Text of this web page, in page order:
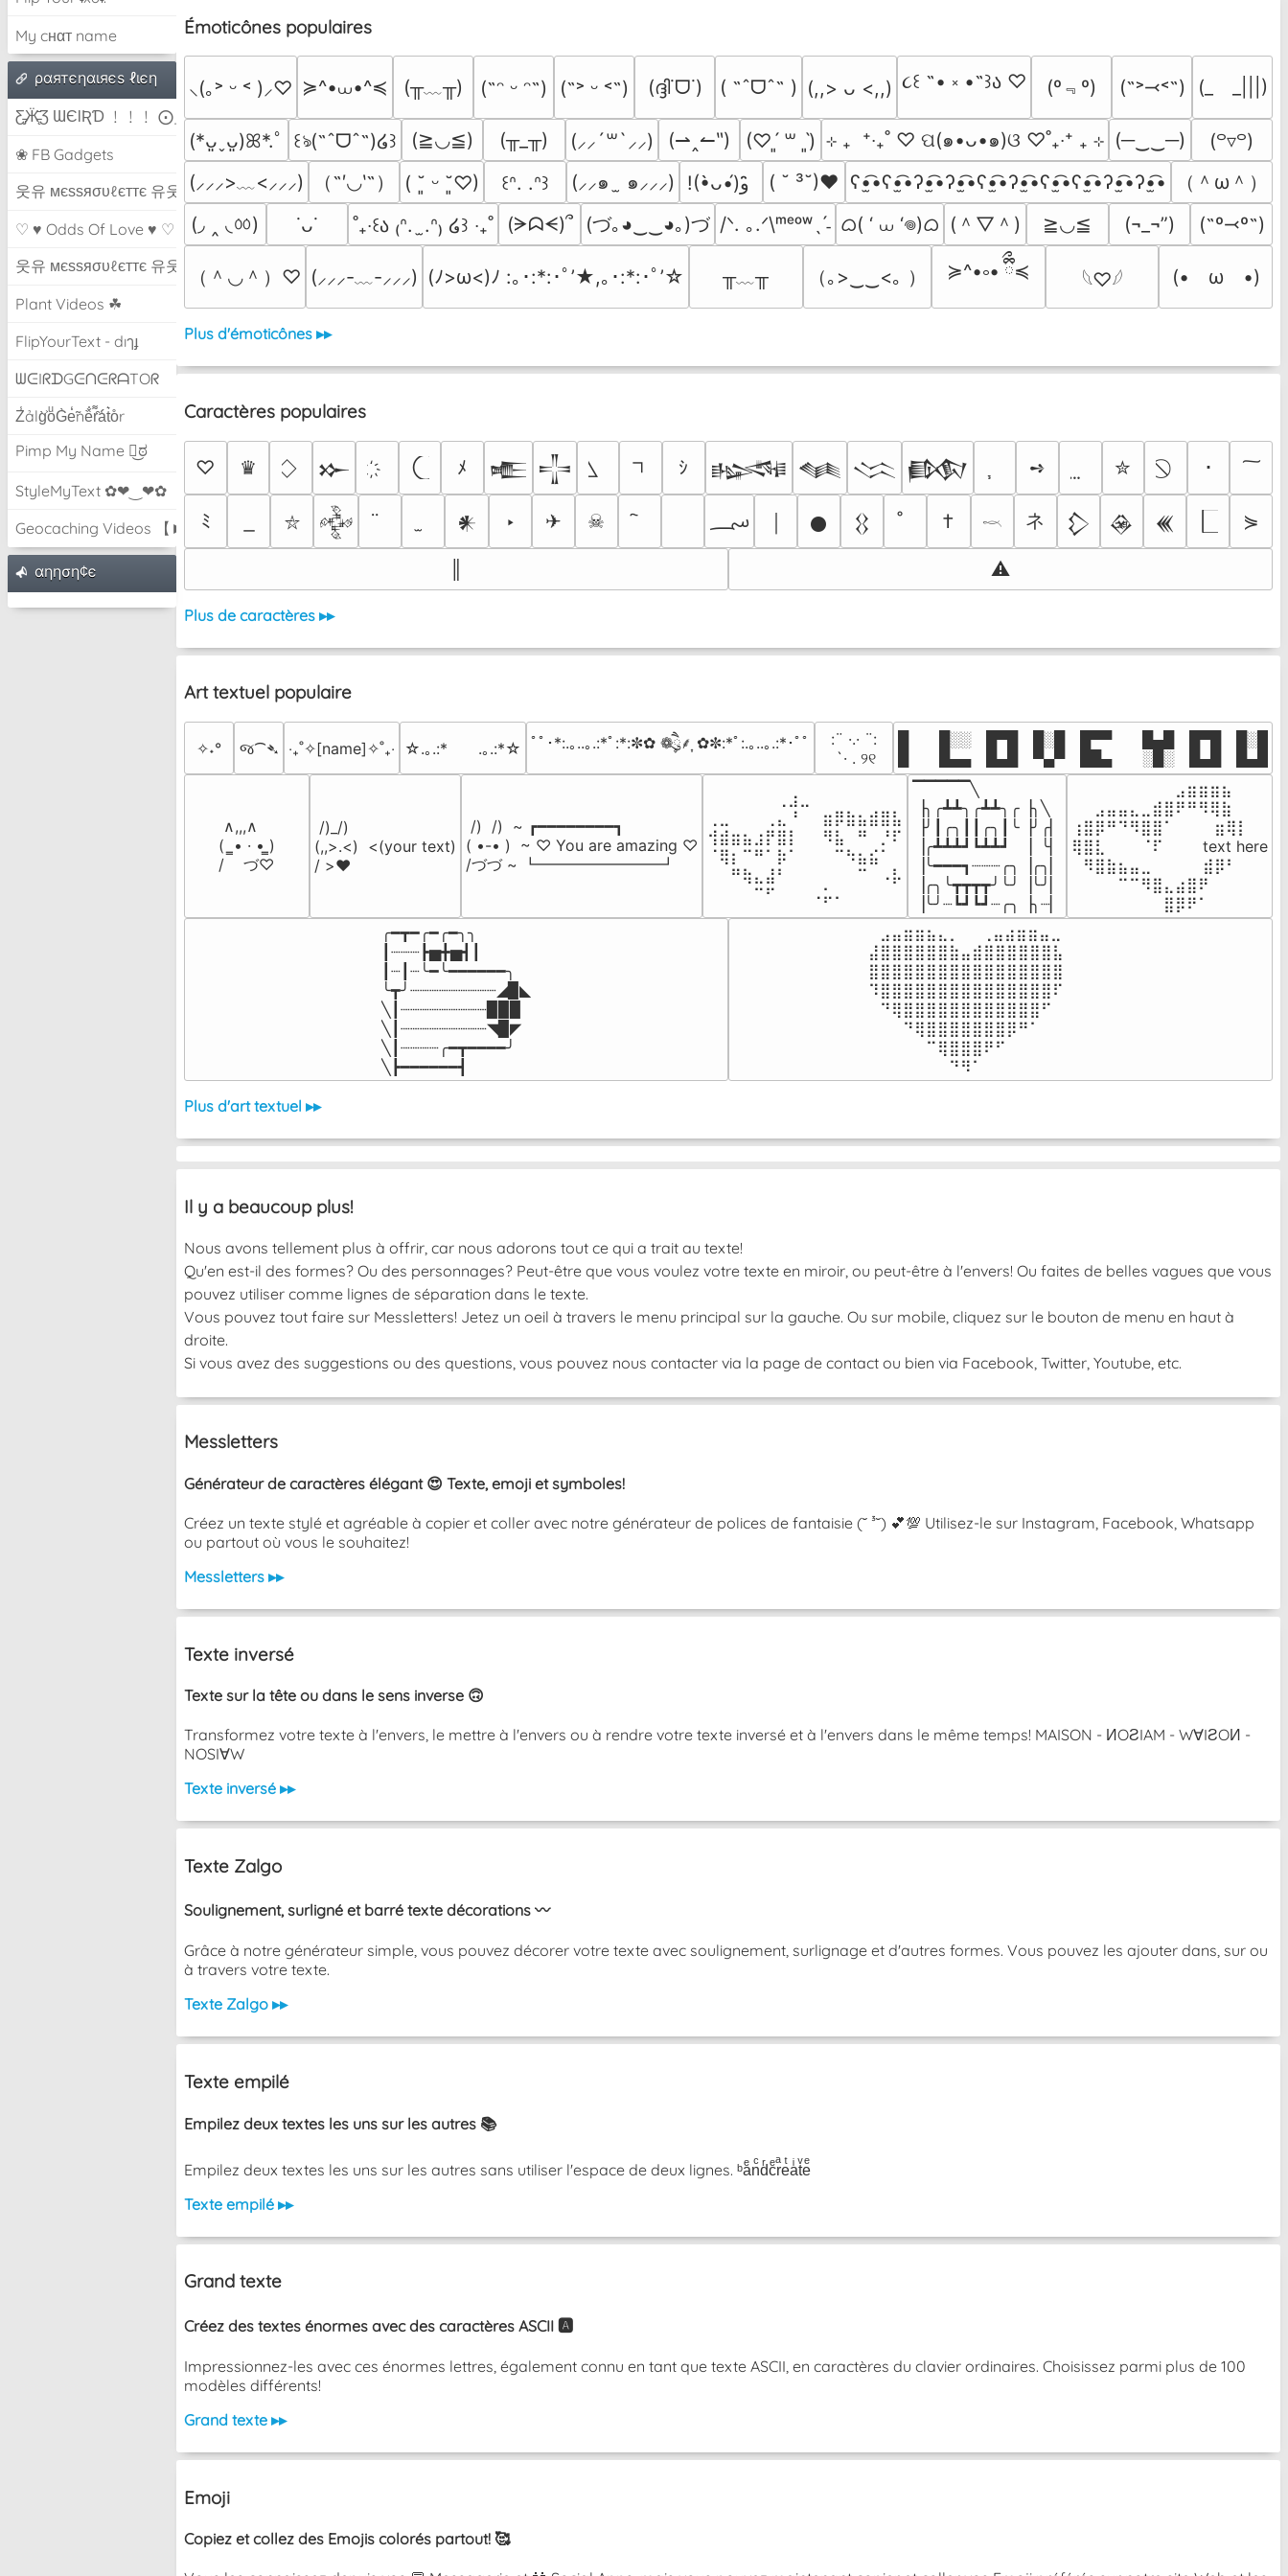
My cнαт name
ραятєηαιяєѕ ℓιєη
Ƹ̵̡Ӝ̵̨̄Ʒ ƜЄƖƦƊ ﹗﹗﹗ ⨀_⨀
❀ FB Gadgets
웃유 мєѕѕяσυℓєттє 유웃
♡ ♥ Odds Of Love ♥ ♡
웃유 мєѕѕяσυℓєттє 유웃
Plant Videos ☘
FlipYourText - dıๅɟ
ᗯᕮIᖇᗪGᕮᑎᕮᖇᗩTOᖇ
Z̾ảlg̀͐oͧG̀e̒̃nȅ̐r͌̑á͑t͛o̊r
Pimp My Name ಠ͜ಠ
StyleMyText ✿❤‿❤✿
Geocaching Videos 【►】
αηηση¢є
Émoticônes populaires
⸜(｡˃ ᵕ ˂ )⸝♡ ≽^•⩊•^≼ (╥﹏╥) (˶ᵔ ᵕ ᵔ˶) (˶˃ ᵕ ˂˶) (ദ്ദി˙ᗜ˙) ( ˶ˆᗜˆ˵ ) (,,> ᴗ <,,) ૮꒰ ˶• ༝ •˶꒱ა ♡ (º﹃º) (˶˃⤙˂˶) (_　_|||)
(*ᴗ͈ˬᴗ͈)ꕤ*.ﾟ ꒰ঌ(˶ˆᗜˆ˵)໒꒱ (≧◡≦) (╥_╥) (⸝⸝´꒳`⸝⸝) (⇀‸↼‶) (♡ˊ͈ ꒳ ˋ͈) ⊹ ₊  ⁺‧₊˚ ♡ ପ(๑•ᴗ•๑)ଓ ♡˚₊‧⁺ ₊ ⊹ (─‿‿─)
(꒪▿꒪)
(⸝⸝⸝>﹏<⸝⸝⸝)
（˶′◡‵˶） ( ˘͈ ᵕ ˘͈♡) ꒰ᐢ. .ᐢ꒱ (⸝⸝๑  ̫ ๑⸝⸝⸝) ( ˘ ³˘)♥ ʕ•̫͡•ʕ•̫͡•ʔ•̫͡•ʔ•̫͡•ʕ•̫͡•ʔ•̫͡•ʕ•̫͡•ʕ•̫͡•ʔ•̫͡•ʔ•̫͡•
（＾ω＾）
(◞ ‸ ◟ㆀ)
˙ᴗ˙ ˚₊‧꒰ა ₍ᐢ.  ̫.ᐢ₎ ໒꒱ ‧₊˚ (ᗒᗣᗕ)՞ (づ｡◕‿‿◕｡)づ /ᐠ. ｡.ᐟ\ᵐᵉᵒʷˎˊ˗ ᜊ( ‘ ⩊ ‘𖦹)ᜊ (＾▽＾) ≧◡≦ (¬_¬”) (˶º⤙º˶)
（＾◡＾）♡ (⸝⸝⸝-﹏-⸝⸝⸝) (ﾉ>ω<)ﾉ :｡･:*:･ﾟ’★,｡･:*:･ﾟ’☆ ╥﹏╥ （｡>‿‿<｡ ） ≽^•༚• ྀིྀ≼ 𓆩♡𓆪 (•　ω　•)
Plus d'émoticônes ▸▸
Caractères populaires
♡ ♛ 𒁍 ﾒ 𒍫 𒋲 ｼ 𒈙 𒈝 𒈱 𒁃 ➺ ✮ ･
ﾐ ⛥ 𒅒 𒀭 ‣ ✈ ☠ ؄ 𒊹 𒌐 † 𓎖 ネ 𒁷 𒊲 𒌍 ⋟
⚠
Plus de caractères ▸▸
Art textuel populaire
✧˖° જ⁀➴ ‎‧₊˚✧[name]✧˚₊‧ ☆.｡.:*　　.｡.:*☆ ﾟﾟ･*:.｡..｡.:*ﾟ:*:✼✿ ❁ཻུ۪۪⸙͎ ✿✼:*ﾟ:.｡..｡.:*･ﾟﾟ
⠀:¨ ·.· ¨:⠀
⠀ `· . ୨୧⠀
█  █░░ █▀█ █░█ █▀▀  █▄█ █▀█ █░█
█  █▄▄ █▄█ ▀▄▀ ██▄  ░█░ █▄█ █▄█
∧,,,∧
(  ̳• · • ̳)
/    づ♡
/)_/)
(,,>.<)  <(your text)
/ >❤️
/)  /)  ~ ┏━━━━━━━━┓
( •-• )  ~ ♡ You are amazing ♡
/づづ ~ ┗━━━━━━━━┛
⠀⠀⠀⠀⠀⠀⢀⣰⣀⠀⠀⠀⠀⠀⠀⠀⠀
⢀⣀⠀⠀⠀⢀⣄⠘⠀⠀⣶⡿⣷⣦⣾⣿⣧
⢺⣾⣶⣦⣰⡟⣿⡇⠀⠀⠻⣧⠀⠛⠀⡘⠏
⠈⢿⡆⠉⠛⠁⡷⠁⠀⠀⠀⠉⠳⣦⣮⠁⠀
⠀⠀⠛⢷⣄⣼⠃⠀⠀⠀⠀⠀⠀⠉⠀⠠⡧
⠀⠀⠀⠀⠉⠋⠀⠀⠀⠠⡥⠄⠀⠀⠀⠀⠀
▔▔▔▔▔╲
▕╮╭┻┻╮╭┻┻╮╭▕╮╲
▕╯┃╭╮┃┃╭╮┃╰▕╯╭▏
▕╭┻┻┻┛┗┻┻┛  ▕  ╰▏
▕╰━━━┓┈┈┈╭╮▕╭╮▏
▕╭╮╰┳┳┳┳╯╰╯▕╰╯▏
▕╰╯┈┗┛┗┛┈╭╮▕╮┈▏
⠀⠀⠀⠀⠀⠀⠀⠀⠀⣠⣶⣶⣶⣦⠀⠀
⠀⠀⣠⣤⣤⣄⣀⣾⣿⠟⠛⠻⢿⣷⠀
⢰⣿⡿⠛⠙⠻⣿⣿⠁⠀⠀ ⠀⣶⢿⡇
⢿⣿⣇⠀⠀⠀⠈⠏⠀⠀⠀ text here
⠀⠻⣿⣷⣦⣤⣀⠀⠀⠀ ⠀⣾⡿⠃⠀
⠀⠀⠀⠀⠉⠉⠻⣿⣄⣴⣿⠟⠀⠀⠀
⠀⠀⠀⠀⠀⠀⠀⠀⣿⡿⠟⠁⠀⠀⠀
╭━┳━╭━╭━╮╮
┃┈┈┈┣▅╋▅┫┃
┃┈┃┈╰━╰━━━━━━╮
╰┳╯┈┈┈┈┈┈┈┈┈◢▉◣
╲┃┈┈┈┈┈┈┈┈┈▉▉▉
╲┃┈┈┈┈┈┈┈┈┈◥▉◤
╲┃┈┈┈┈╭━┳━━━━╯
╲┣━━━━━━┫﻿
⠀⣠⣤⣶⣶⣦⣄⡀  ⠀⢀⣤⣴⣶⣶⣤⣀⠀
⣼⣿⣿⣿⣿⣿⣿⣷⣤⣾⣿⣿⣿⣿⣿⣿⣧
⣿⣿⣿⣿⣿⣿⣿⣿⣿⣿⣿⣿⣿⣿⣿⣿⣿
⠹⣿⣿⣿⣿⣿⣿⣿⣿⣿⣿⣿⣿⣿⣿⣿⠏
⠀⠙⢿⣿⣿⣿⣿⣿⣿⣿⣿⣿⣿⣿⣿⠋⠀
⠀⠀⠀⠙⢿⣿⣿⣿⣿⣿⣿⣿⡿⠛⠁⠀⠀
⠀⠀⠀⠀⠀⠉⢿⣿⣿⣿⠟⠋⠀⠀⠀⠀⠀
⠀⠀⠀⠀⠀⠀⠀⠙⠻⠁⠀⠀⠀⠀⠀⠀⠀⠀⠀⠀⠀⠀⠀
Plus d'art textuel ▸▸
Il y a beaucoup plus!
Nous avons tellement plus à offrir, car nous adorons tout ce qui a trait au texte!
Qu'en est-il des formes? Ou des personnages? Peut-être que vous voulez votre texte en miroir, ou peut-être à l'envers! Ou faites de belles vagues que vous
pouvez utiliser comme lignes de séparation dans le texte.
Vous pouvez tout faire sur Messletters! Jetez un oeil à travers le menu principal sur la gauche. Ou sur mobile, cliquez sur le bouton de menu en haut à
droite.
Si vous avez des suggestions ou des questions, vous pouvez nous contacter via la page de contact ou bien via Facebook, Twitter, Youtube, etc.
Messletters
Générateur de caractères élégant 😍 Texte, emoji et symboles!
Créez un texte stylé et agréable à copier et coller avec notre générateur de polices de fantaisie (˘ ³˘) 💕💯 Utilisez-le sur Instagram, Facebook, Whatsapp
ou partout où vous le souhaitez!
Messletters ▸▸
Texte inversé
Texte sur la tête ou dans le sens inverse 🙃
Transformez votre texte à l'envers, le mettre à l'envers ou à rendre votre texte inversé et à l'envers dans le même temps! MAISON - ИOƧIAM - W∀IƧOИ -
NOSI∀W
Texte inversé ▸▸
Texte Zalgo
Soulignement, surligné et barré texte décorations 〰️
Grâce à notre générateur simple, vous pouvez décorer votre texte avec soulignement, surlignage et d'autres formes. Vous pouvez les ajouter dans, sur ou
à travers votre texte.
Texte Zalgo ▸▸
Texte empilé
Empilez deux textes les uns sur les autres 📚
Empilez deux textes les uns sur les autres sans utiliser l'espace de deux lignes. ᵇaͤnͨdͬcͤrͣeͭaͥtͮeͤ
Texte empilé ▸▸
Grand texte
Créez des textes énormes avec des caractères ASCII 🅰️
Impressionnez-les avec ces énormes lettres, également connu en tant que texte ASCII, en caractères du clavier ordinaires. Choisissez parmi plus de 100
modèles différents!
Grand texte ▸▸
Emoji
Copiez et collez des Emojis colorés partout! 🥰